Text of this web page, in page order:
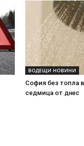
ВОДЕЩИ НОВИНИ
София без топла
седмица от днес